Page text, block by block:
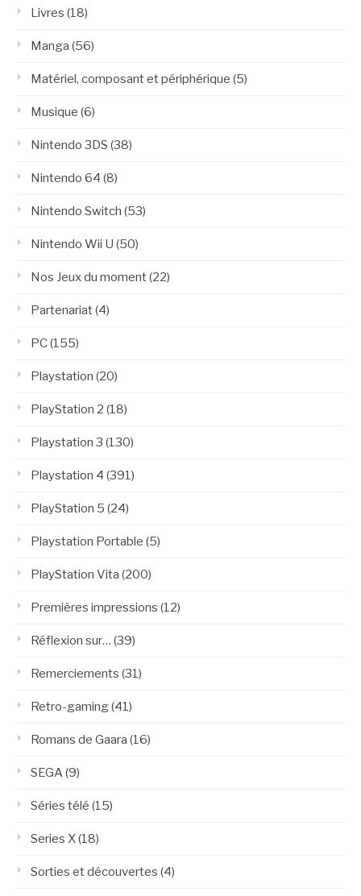
Livres (18)
Manga (56)
Matériel, composant et périphérique (5)
Musique (6)
Nintendo 3DS (38)
Nintendo 64 (8)
Nintendo Switch (53)
Nintendo Wii U (50)
Nos Jeux du moment(22)
Partenariat(4)
PC(155)
Playstation (20)
PlayStation 2 (18)
Playstation 3 (130)
Playstation 4 (391)
PlayStation 5 (24)
Playstation Portable (5)
PlayStation Vita (200)
Premières impressions (12)
Réflexion sur… (39)
Remerciements (31)
Retro-gaming(41)
Romans de Gaara (16)
SEGA(9)
Séries télé (15)
Series X(18)
Sorties et découvertes (4)